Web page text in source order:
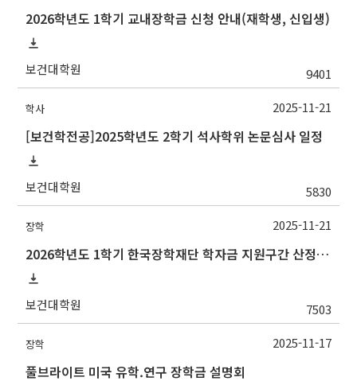
2026학년도 1학기 교내장학금 신청 안내(재학생, 신입생)
보건대학원 9401
학사
[보건학전공]2025학년도 2학기 석사학위 논문심사 일정
보건대학원 5830
2025-11-21
장학
2026학년도 1학기 한국장학재단 학자금 지원구간 산정 신청 안내
보건대학원 7503
2025-11-21
장학
풀브라이트 미국 유학.연구 장학금 설명회
2025-11-17